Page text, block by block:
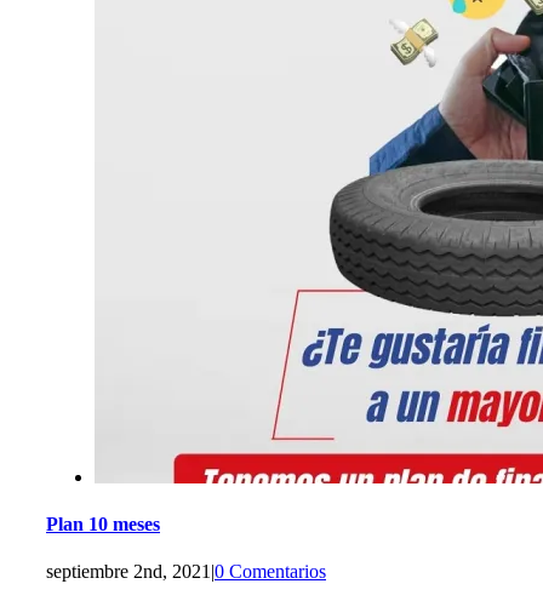
Plan 10 meses
septiembre 2nd, 2021 |0 Comentarios